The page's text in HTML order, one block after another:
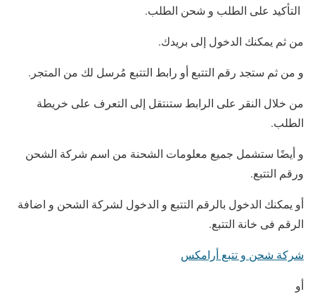
التأكيد على الطلب و شحن الطلب.
من ثم يمكنك الدخول إلى بريدك.
و من ثم ستجد رقم التتبع أو رابط التتبع مُرسل لك من المتجر.
من خلال النقر على الرابط ستنتقل إلى التعرف على خريطة
الطلب.
و أيضًا ستشمل جميع معلومات الشحنة من اسم شركة الشحن
ورقم التتبع.
أو يمكنك الدخول بالرقم التتبع و الدخول لشركة الشحن و اضافة
الرقم فى خانة التتبع.
شركة شحن و تتبع أرامكس
أو